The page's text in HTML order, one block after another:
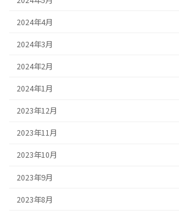
2024年4月
2024年3月
2024年2月
2024年1月
2023年12月
2023年11月
2023年10月
2023年9月
2023年8月